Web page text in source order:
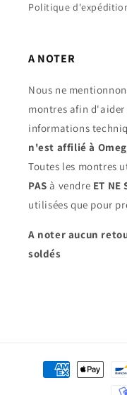
Politique
A NOTER
Nous ne
montres afin
informations
n'est affilié à
Toutes les montres
PAS à vendre ET NE
utilisées que pour
A noter aucun
soldés
Moyens